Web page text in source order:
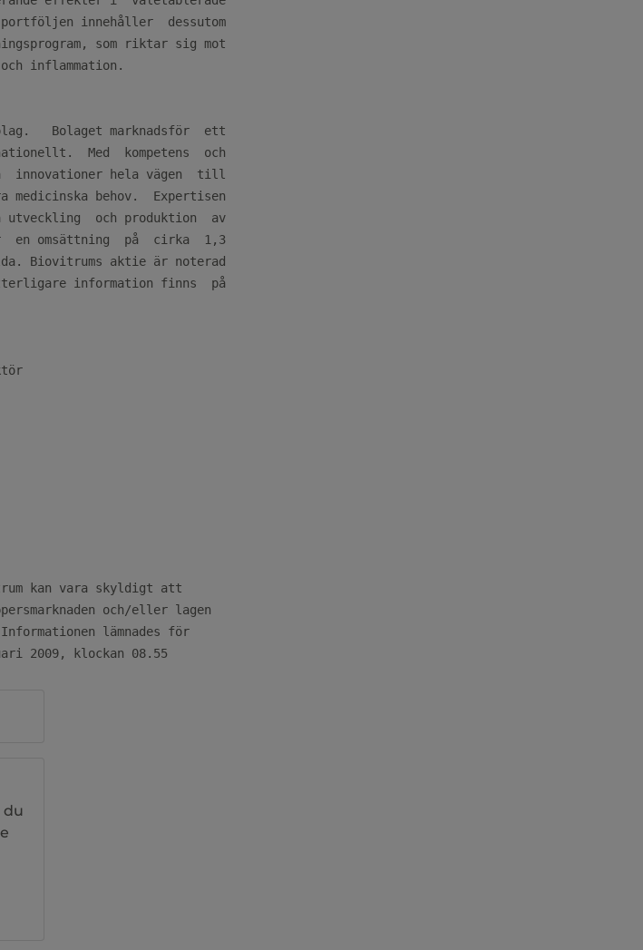
innehåller  dessutom
som riktar sig mot
och inflammation.
Bolaget marknadsför  ett
Med  kompetens  och
innovationer hela vägen  till
medicinska behov.  Expertisen
utveckling  och produktion  av
en omsättning  på  cirka  1,3
Biovitrums aktie är noterad
information finns  på
kan vara skyldigt att
och/eller lagen
lämnades för
2009, klockan 08.55
du